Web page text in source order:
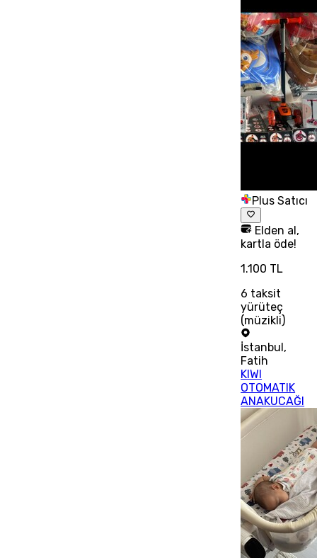
Plus Satıcı
Elden al,
kartla öde!
1.100 TL
6 taksit
yürüteç
(müzikli)
İstanbul,
Fatih
KIWI
OTOMATIK
ANAKUCAĞI